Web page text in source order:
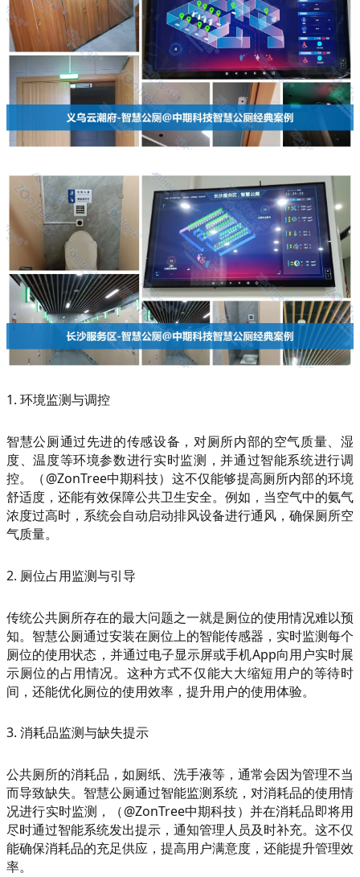
1. 环境监测与调控
智慧公厕通过先进的传感设备，对厕所内部的空气质量、湿
度、温度等环境参数进行实时监测，并通过智能系统进行调
控。（@ZonTree中期科技）这不仅能够提高厕所内部的环境
舒适度，还能有效保障公共卫生安全。例如，当空气中的氨气
浓度过高时，系统会自动启动排风设备进行通风，确保厕所空
气质量。
2. 厕位占用监测与引导
传统公共厕所存在的最大问题之一就是厕位的使用情况难以预
知。智慧公厕通过安装在厕位上的智能传感器，实时监测每个
厕位的使用状态，并通过电子显示屏或手机App向用户实时展
示厕位的占用情况。这种方式不仅能大大缩短用户的等待时
间，还能优化厕位的使用效率，提升用户的使用体验。
3. 消耗品监测与缺失提示
公共厕所的消耗品，如厕纸、洗手液等，通常会因为管理不当
而导致缺失。智慧公厕通过智能监测系统，对消耗品的使用情
况进行实时监测，（@ZonTree中期科技）并在消耗品即将用
尽时通过智能系统发出提示，通知管理人员及时补充。这不仅
能确保消耗品的充足供应，提高用户满意度，还能提升管理效
率。